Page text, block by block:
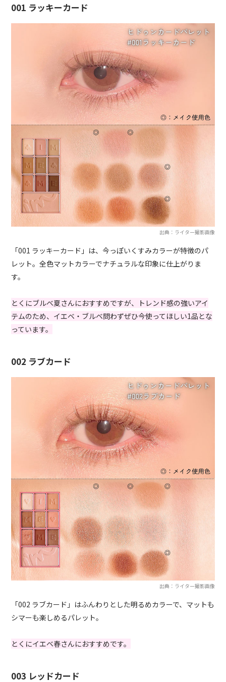
001 ラッキーカード
出典：ライター撮影画像
「001 ラッキーカード」は、今っぽいくすみカラーが特徴のパ
レット。全色マットカラーでナチュラルな印象に仕上がりま
す。
とくにブルベ夏さんにおすすめですが、トレンド感の強いアイ
テムのため、イエベ・ブルベ問わずぜひ今使ってほしい1品とな
っています。
002 ラブカード
出典：ライター撮影画像
「002 ラブカード」はふんわりとした明るめカラーで、マットも
シマーも楽しめるパレット。
とくにイエベ春さんにおすすめです。
003 レッドカード